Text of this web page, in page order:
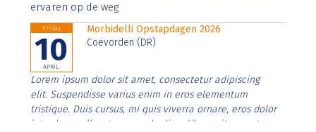
ervaren op de weg
Friday
10
APRIL
Morbidelli Opstapdagen 2026
Coevorden (DR)
Lorem ipsum dolor sit amet, consectetur adipiscing
elit. Suspendisse varius enim in eros elementum
tristique. Duis cursus, mi quis viverra ornare, eros dolor
interdum nulla, ut commodo diam libero vitae erat.